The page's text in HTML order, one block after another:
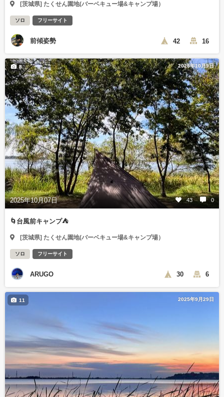
[茨城県] たくせん園地(バーベキュー場&キャンプ場）
ソロ フリーサイト
前傾姿勢 42 16
2025年10月9日
2025年10月07日 43 0
8
🌀台風前キャンプ⛺️
[茨城県] たくせん園地(バーベキュー場&キャンプ場）
ソロ フリーサイト
ARUGO 30 6
2025年9月29日
11